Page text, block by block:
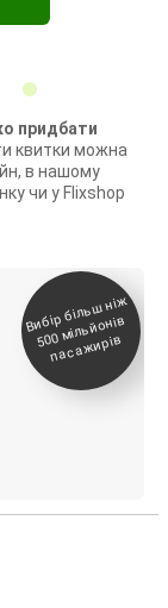
придбати
квитки можна
в нашому
чи у Flixshop
Вибір біль
ш ні
ж
500
мільйонів
паса
жирів